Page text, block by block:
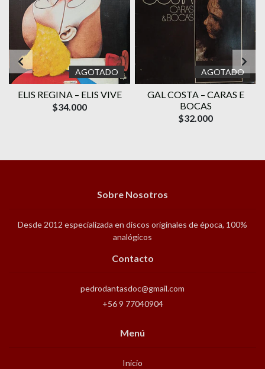
AGOTADO
ELIS REGINA – ELIS VIVE
$34.000
AGOTADO
GAL COSTA ‎– CARAS E
BOCAS
$32.000
Sobre Nosotros
Desde 2012 especializada en discos originales de época, 100%
analógicos
Contacto
pedrodantasdoc@gmail.com
+56 9 77040904
Menú
Inicio